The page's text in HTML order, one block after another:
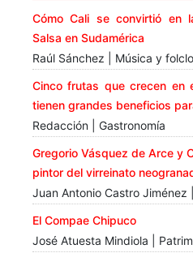
Cómo Cali se convirtió en
Salsa en Sudamérica
Raúl Sánchez | Música y
Cinco frutas que crecen en
tienen grandes beneficios
Redacción | Gastronomía
Gregorio Vásquez de Arce y
pintor del virreinato
Juan Antonio Castro Jiménez
El Compae Chipuco
José Atuesta Mindiola |